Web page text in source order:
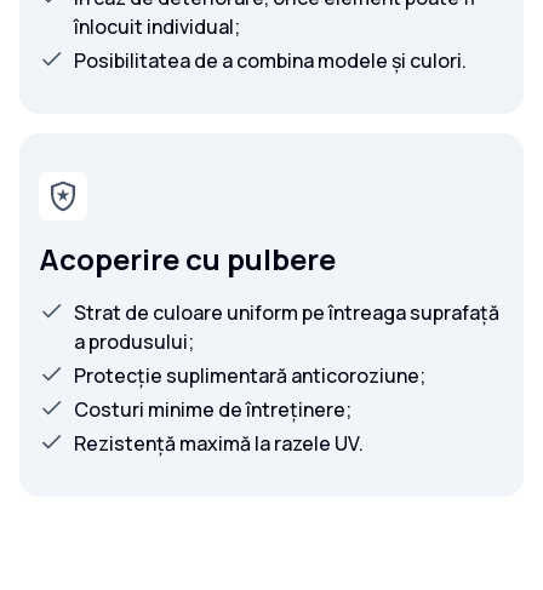
înlocuit individual;
Posibilitatea de a combina modele și culori.
Acoperire cu pulbere
Strat de culoare uniform pe întreaga suprafață
a produsului;
Protecție suplimentară anticoroziune;
Costuri minime de întreținere;
Rezistență maximă la razele UV.